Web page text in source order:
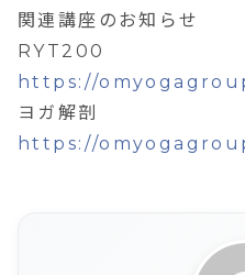
関連講座のお知らせ
RYT200
https://
ヨガ解剖
https://